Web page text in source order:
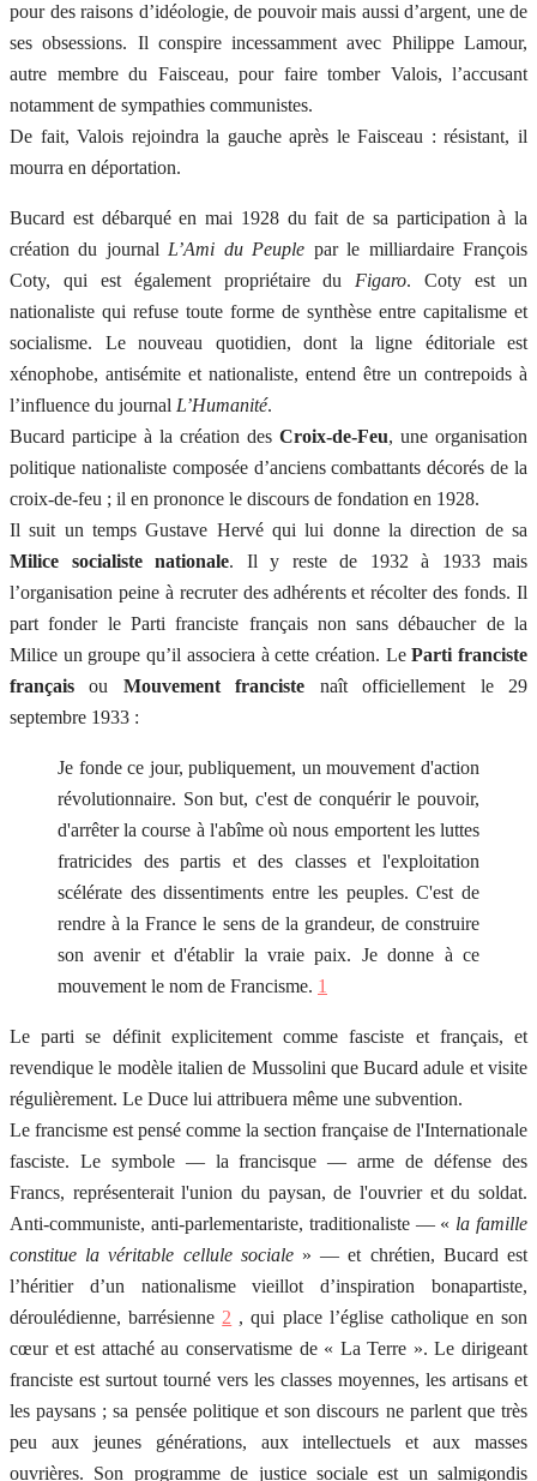
pour des raisons d’idéologie, de pouvoir mais aussi d’argent, une de
ses obsessions. Il conspire incessamment avec Philippe Lamour,
autre membre du Faisceau, pour faire tomber Valois, l’accusant
notamment de sympathies communistes.
De fait, Valois rejoindra la gauche après le Faisceau : résistant, il
mourra en déportation.
Bucard est débarqué en mai 1928 du fait de sa participation à la
création du journal L’Ami du Peuple par le milliardaire François
Coty, qui est également propriétaire du Figaro. Coty est un
nationaliste qui refuse toute forme de synthèse entre capitalisme et
socialisme. Le nouveau quotidien, dont la ligne éditoriale est
xénophobe, antisémite et nationaliste, entend être un contrepoids à
l’influence du journal L’Humanité.
Bucard participe à la création des Croix-de-Feu, une organisation
politique nationaliste composée d’anciens combattants décorés de la
croix-de-feu ; il en prononce le discours de fondation en 1928.
Il suit un temps Gustave Hervé qui lui donne la direction de sa
Milice socialiste nationale. Il y reste de 1932 à 1933 mais
l’organisation peine à recruter des adhérents et récolter des fonds. Il
part fonder le Parti franciste français non sans débaucher de la
Milice un groupe qu’il associera à cette création. LeParti franciste
français ou Mouvement franciste naît officiellement le 29
septembre 1933 :
Je fonde ce jour, publiquement, un mouvement d'action
révolutionnaire. Son but, c'est de conquérir le pouvoir,
d'arrêter la course à l'abîme où nous emportent les luttes
fratricides des partis et des classes et l'exploitation
scélérate des dissentiments entre les peuples. C'est de
rendre à la France le sens de la grandeur, de construire
son avenir et d'établir la vraie paix. Je donne à ce
mouvement le nom de Francisme. 1
Le parti se définit explicitement comme fasciste et français, et
revendique le modèle italien de Mussolini que Bucard adule et visite
régulièrement. Le Duce lui attribuera même une subvention.
Le francisme est pensé comme la section française de l'Internationale
fasciste. Le symbole — la francisque — arme de défense des
Francs, représenterait l'union du paysan, de l'ouvrier et du soldat.
Anti-communiste, anti-parlementariste, traditionaliste — « la famille
constitue la véritable cellule sociale » — et chrétien, Bucard est
l’héritier d’un nationalisme vieillot d’inspiration bonapartiste,
déroulédienne, barrésienne 2 , qui place l’église catholique en son
cœur et est attaché au conservatisme de « La Terre ». Le dirigeant
franciste est surtout tourné vers les classes moyennes, les artisans et
les paysans ; sa pensée politique et son discours ne parlent que très
peu aux jeunes générations, aux intellectuels et aux masses
ouvrières. Son programme de justice sociale est un salmigondis